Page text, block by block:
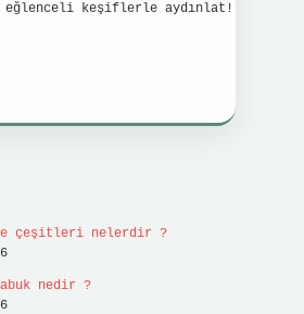
keşiflerle aydınlat!
ve çeşitleri nelerdir ?
nedir ?